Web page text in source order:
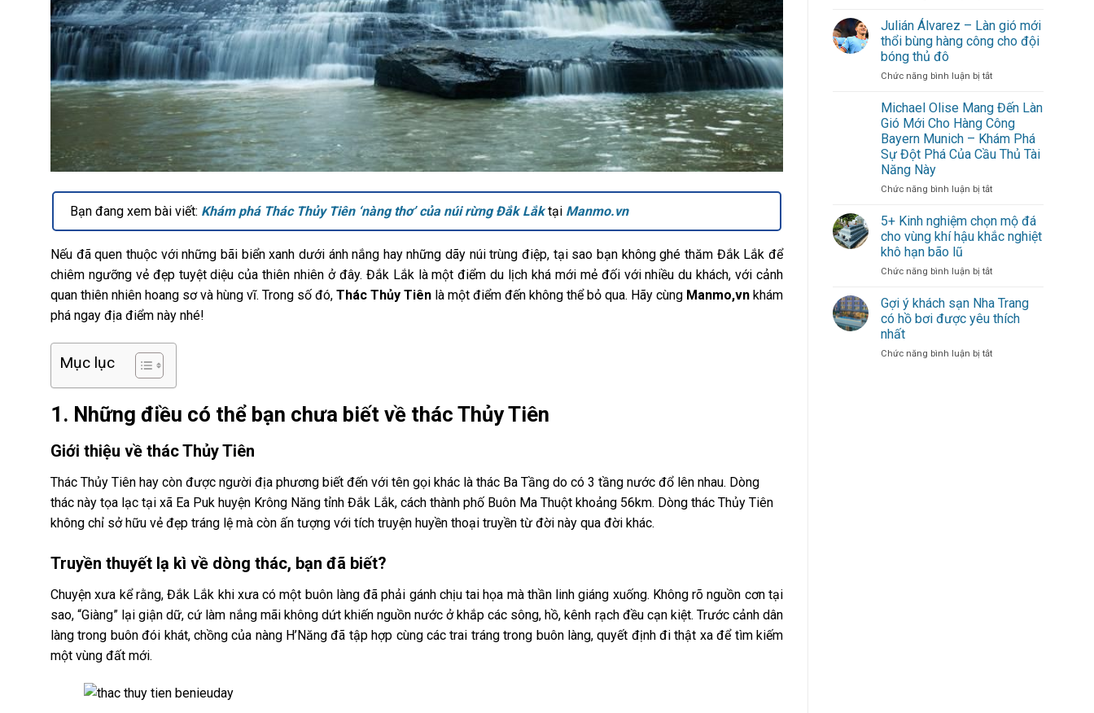
Bạn đang xem bài viết: Khám phá Thác Thủy Tiên ‘nàng thơ’ của núi rừng Đắk Lắktại Manmo.vn
Nếu đã quen thuộc với những bãi biển xanh dưới ánh nắng hay những dãy núi trùng điệp, tại sao bạn không ghé thăm Đắk Lắk để
chiêm ngưỡng vẻ đẹp tuyệt diệu của thiên nhiên ở đây. Đắk Lắk là một điểm du lịch khá mới mẻ đối với nhiều du khách, với cảnh
quan thiên nhiên hoang sơ và hùng vĩ. Trong số đó, Thác Thủy Tiên là một điểm đến không thể bỏ qua. Hãy cùng Manmo,vn khám
phá ngay địa điểm này nhé!
Mục lục
1. Những điều có thể bạn chưa biết về thác Thủy Tiên
Giới thiệu về thác Thủy Tiên
Thác Thủy Tiên hay còn được người địa phương biết đến với tên gọi khác là thác Ba Tầng do có 3 tầng nước đổ lên nhau. Dòng
thác này tọa lạc tại xã Ea Puk huyện Krông Năng tỉnh Đắk Lắk, cách thành phố Buôn Ma Thuột khoảng 56km. Dòng thác Thủy Tiên
không chỉ sở hữu vẻ đẹp tráng lệ mà còn ấn tượng với tích truyện huyền thoại truyền từ đời này qua đời khác.
Truyền thuyết lạ kì về dòng thác, bạn đã biết?
Chuyện xưa kể rằng, Đắk Lắk khi xưa có một buôn làng đã phải gánh chịu tai họa mà thần linh giáng xuống. Không rõ nguồn cơn tại
sao, “Giàng” lại giận dữ, cứ làm nắng mãi không dứt khiến nguồn nước ở khắp các sông, hồ, kênh rạch đều cạn kiệt. Trước cảnh dân
làng trong buôn đói khát, chồng của nàng H’Năng đã tập hợp cùng các trai tráng trong buôn làng, quyết định đi thật xa để tìm kiếm
một vùng đất mới.
gỗ
vững
Witsel
Chứng
Minh
Trị
Kinh
Nghiệm
Dày
Dạn
–
Đóng
Nhất
Từ
Cầu
Xuất
Sắc
Julián Álvarez – Làn gió mới
thổi bùng hàng công cho đội
bóng thủ đô
Chức năng bình luận bị tắtở
Álvarez
–
Làn
gió
mới
bùng
cho
đội
thủ
Michael Olise Mang Đến Làn
Gió Mới Cho Hàng Công
Bayern Munich – Khám Phá
Sự Đột Phá Của Cầu Thủ Tài
Năng Này
Chức năng bình luận bị tắtở
Mang
Đến
Gió
Cho
Hàng
Công
Munich
5+ Kinh nghiệm chọn mộ đá
cho vùng khí hậu khắc nghiệt
khô hạn bão lũ
Chức năng bình luận bị tắtở
Kinh
nghiệm
chọn
đá
Gợi ý khách sạn Nha Trang
có hồ bơi được yêu thích
nhất
Chức năng bình luận bị tắtở